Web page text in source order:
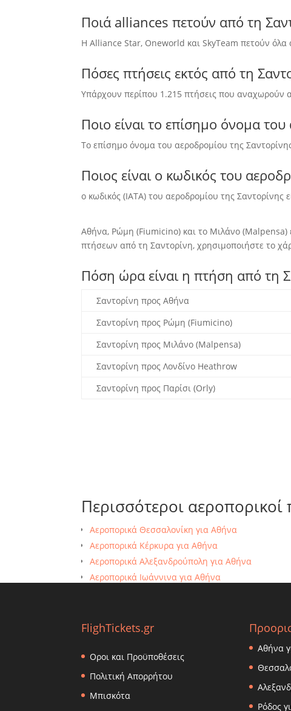
Ποιά alliances πετούν από τη
Η Alliance Star, Oneworld και SkyTeam πετούν όλα
Πόσες πτήσεις εκτός από τη
Υπάρχουν περίπου 1.215 πτήσεις που αναχωρούν
Ποιο είναι το επίσημο όνομα
Το επίσημο όνομα του αεροδρομίου της
Ποιος είναι ο κωδικός του
ο κωδικός (IATA) του αεροδρομίου της Σαντορίνης
Αθήνα, Ρώμη (Fiumicino) και το Μιλάνο (Malpensa)
πτήσεων από τη Σαντορίνη, χρησιμοποιήστε το
Πόση ώρα είναι η πτήση από τη
Σαντορίνη προς Αθήνα
Σαντορίνη προς Ρώμη (Fiumicino)
Σαντορίνη προς Μιλάνο (Malpensa)
Σαντορίνη προς Λονδίνο Heathrow
Σαντορίνη προς Παρίσι (Orly)
Περισσότεροι
Αεροπορικά Θεσσαλονίκη για Αθήνα
Αεροπορικά Κέρκυρα για Αθήνα
Αεροπορικά Αλεξανδρούπολη για Αθήνα
Αεροπορικά Ιωάννινα για Αθήνα
FlighTickets.gr
Οροι και Προϋποθέσεις
Πολιτική Απορρήτου
Μπισκότα
Αθήνα
Ρόδος